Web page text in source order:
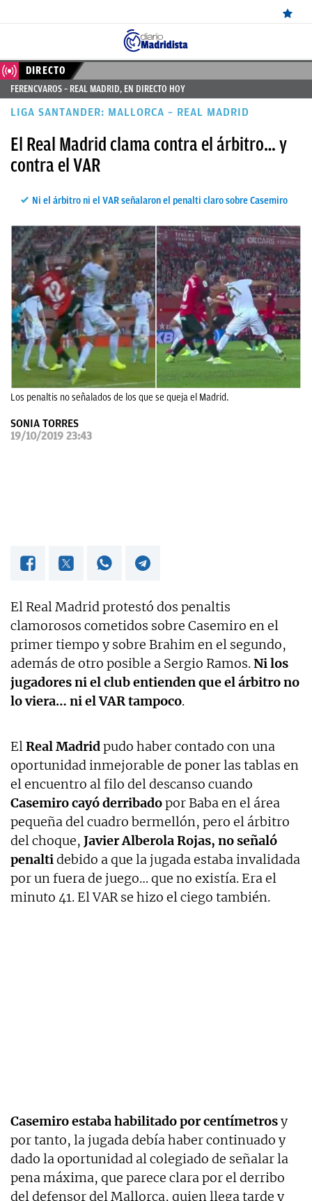
ÚLTIMAS
NOTICIAS
MADRID
BALONCESTO
CANTERA
FICHAJES
DIRECTO
FEMENINO
PAPARAZZI
OKDIARIO
DIRECTO
FERENCVAROS – REAL MADRID, EN DIRECTO HOY
LIGA SANTANDER: MALLORCA – REAL MADRID
El Real Madrid clama contra el árbitro… y
contra el VAR
Ni el árbitro ni el VAR señalaron el penalti claro sobre Casemiro
Los penaltis no señalados de los que se queja el Madrid.
SONIA TORRES
19/10/2019 23:43
El Real Madrid protestó dos penaltis
clamorosos cometidos sobre Casemiro en el
primer tiempo y sobre Brahim en el segundo,
además de otro posible a Sergio Ramos.Ni los
jugadores ni el club entienden que el árbitro no
lo viera… ni el VAR tampoco.
ElReal Madridpudo haber contado con una
oportunidad inmejorable de poner las tablas en
el encuentro al filo del descanso cuando
Casemiro cayó derribadopor Baba en el área
pequeña del cuadro bermellón, pero el árbitro
del choque, Javier Alberola Rojas, no señaló
penaltidebido a que la jugada estaba invalidada
por un fuera de juego… que no existía. Era el
minuto 41. El VAR se hizo el ciego también.
Casemiro estaba habilitado por centímetrosy
por tanto, la jugada debía haber continuado y
dado la oportunidad al colegiado de señalar la
pena máxima, que parece clara por el derribo
del defensor del Mallorca, quien llega tarde y